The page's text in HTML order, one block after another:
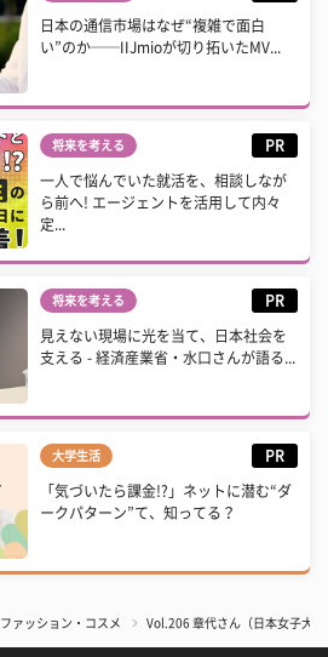
日本の通信市場はなぜ“複雑で面白
い”のか──IIJmioが切り拓いたMV...
将来を考える PR
一人で悩んでいた就活を、相談しなが
ら前へ! エージェントを活用して内々
定...
将来を考える PR
見えない現場に光を当て、日本社会を
支える - 経済産業省・水口さんが語る...
大学生活 PR
「気づいたら課金!?」ネットに潜む“ダ
ークパターン”て、知ってる？
ファッション・コスメ Vol.206 章代さん（日本女子大